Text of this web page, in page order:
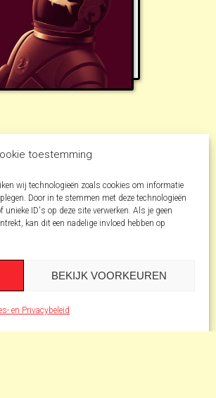
toestemming
wij technologieën zoals cookies om informatie
Door in te stemmen met deze technologieën
ID's op deze site verwerken. Als je geen
kan dit een nadelige invloed hebben op
BEKIJK VOORKEUREN
en Privacybeleid